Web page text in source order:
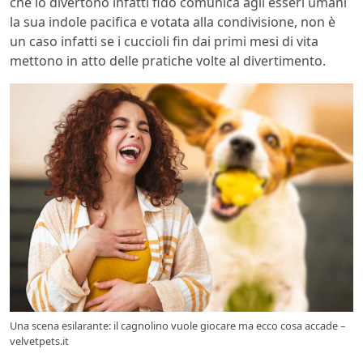
la sua indole pacifica e votata alla condivisione, non è
un caso infatti se i cuccioli fin dai primi mesi di vita
mettono in atto delle pratiche volte al divertimento.
Una scena esilarante: il cagnolino vuole giocare ma ecco cosa accade –
velvetpets.it